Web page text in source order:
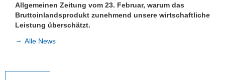
Allgemeinen Zeitung vom 23. Februar, warum das
Bruttoinlandsprodukt zunehmend unsere wirtschaftliche
Leistung überschätzt.
Alle News